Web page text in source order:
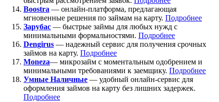
Boostra — онлайн-платформа, предлагающая
мгновенные решения по займам на карту. Подробнее
Зарубас — быстрые займы для любых нужд с
минимальными формальностями. Подробнее
Dengirus — надежный сервис для получения срочных
займов на карту. Подробнее
Moneza— микрозайм с моментальным одобрением и
минимальными требованиями к заемщику. Подробнее
Умные Наличные — удобный онлайн-сервис для
оформления займов на карту без лишних задержек.
Подробнее